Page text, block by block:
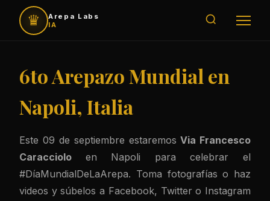
♛
Arepa Labs
IA
6to Arepazo Mundial en
Napoli, Italia
Este 09 de septiembre estaremos Via Francesco
Caracciolo en Napoli para celebrar el
#DíaMundialDeLaArepa. Toma fotografías o haz
videos y súbelos a Facebook, Twitter o Instagram